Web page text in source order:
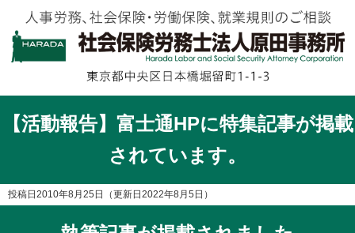
【活動報告】富士通HPに特集記事が掲載
されています。
投稿日2010年8月25日 （更新日2022年8月5日）